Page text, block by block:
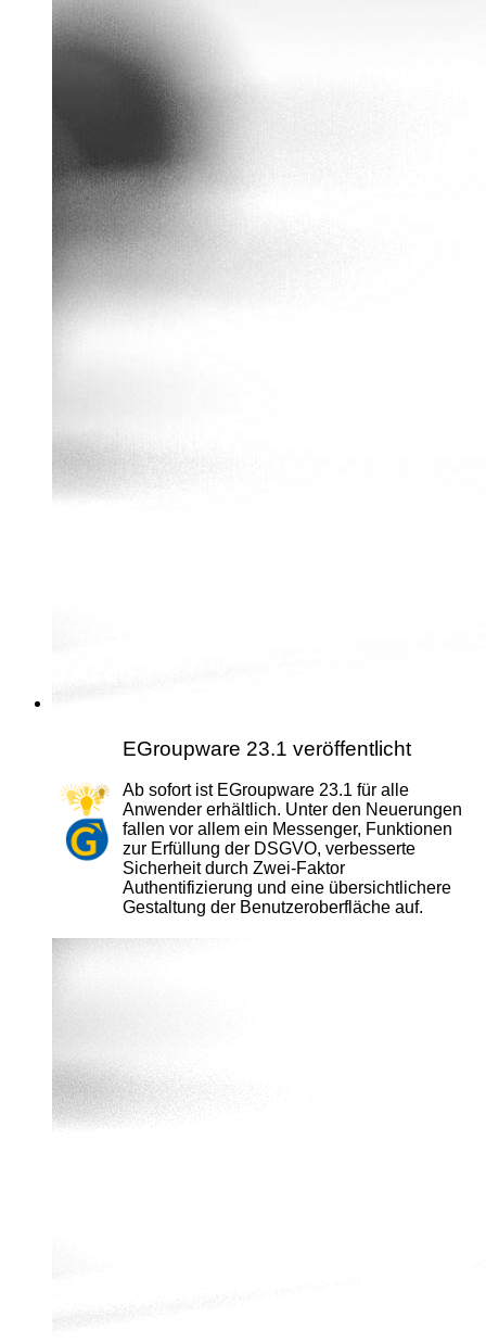
EGroupware 23.1 veröffentlicht
Ab sofort ist EGroupware 23.1 für alle
Anwender erhältlich. Unter den Neuerungen
fallen vor allem ein Messenger, Funktionen
zur Erfüllung der DSGVO, verbesserte
Sicherheit durch Zwei-Faktor
Authentifizierung und eine übersichtlichere
Gestaltung der Benutzeroberfläche auf.